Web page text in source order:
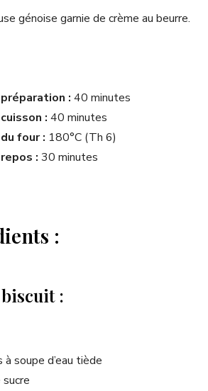
génoise garnie de crème au beurre.
: 40 minutes
: 40 minutes
four : 180°C (Th 6)
: 30 minutes
:
:
soupe d’eau tiède